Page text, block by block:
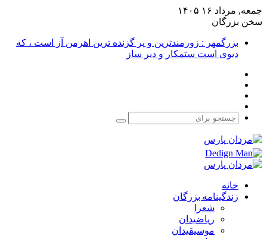
جمعه, مرداد ۱۶ ۱۴۰۵
سخن بزرگان
بزرگمهر : زورمندترین و پر گزنده ترین اهرمن آز است ، که
دیوی است ستمکار و دیر ساز
جستجو
خانه
زندگینامه بزرگان
شعرا
ریاضیدان
موسیقیدان